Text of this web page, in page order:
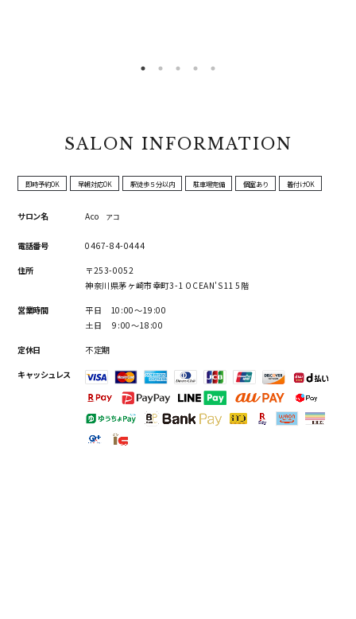
SALON INFORMATION
即時予約OK 早朝対応OK 駅徒歩５分以内 駐車場完備 個室あり 着付けOK
サロン名 Aco アコ
電話番号 0467-84-0444
住所
〒253-0052
神奈川県茅ヶ崎市幸町3-1 OCEAN'S11 5階
営業時間
平日 10:00～19:00
土日 9:00～18:00
定休日 不定期
キャッシュレス